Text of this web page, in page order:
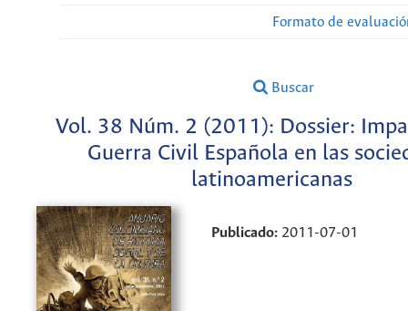
Formato de
Buscar
Vol. 38 Núm. 2 (2011): Dossier:
Guerra Civil Española en las
latinoamericanas
Publicado: 2011-07-01